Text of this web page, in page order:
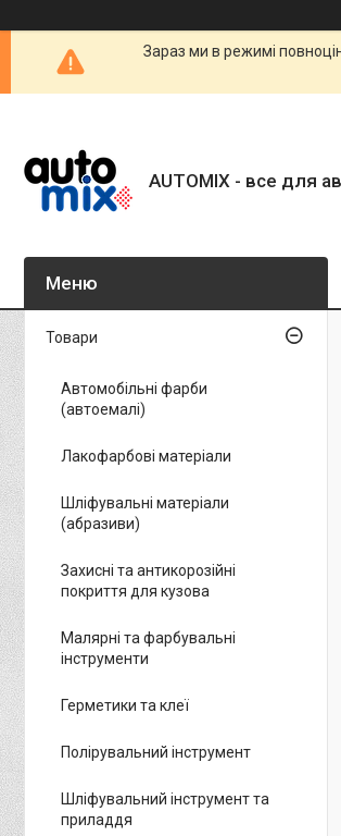
Зараз ми в режимі
AUTOMIX - все для
Товари
Автомобільні фарби
(автоемалі)
Лакофарбові матеріали
Шліфувальні матеріали
(абразиви)
Захисні та антикорозійні
покриття для кузова
Малярні та фарбувальні
інструменти
Герметики та клеї
Полірувальний інструмент
Шліфувальний інструмент та
приладдя